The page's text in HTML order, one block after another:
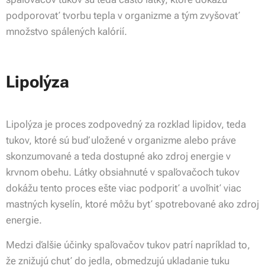
podporovať tvorbu tepla v organizme a tým zvyšovať
množstvo spálených kalórií.
Lipolýza
Lipolýza je proces zodpovedný za rozklad lipidov, teda
tukov, ktoré sú buď uložené v organizme alebo práve
skonzumované a teda dostupné ako zdroj energie v
krvnom obehu. Látky obsiahnuté v spaľovačoch tukov
dokážu tento proces ešte viac podporiť a uvoľniť viac
mastných kyselín, ktoré môžu byť spotrebované ako zdroj
energie.
Medzi ďalšie účinky spaľovačov tukov patrí napríklad to,
že znižujú chuť do jedla, obmedzujú ukladanie tuku